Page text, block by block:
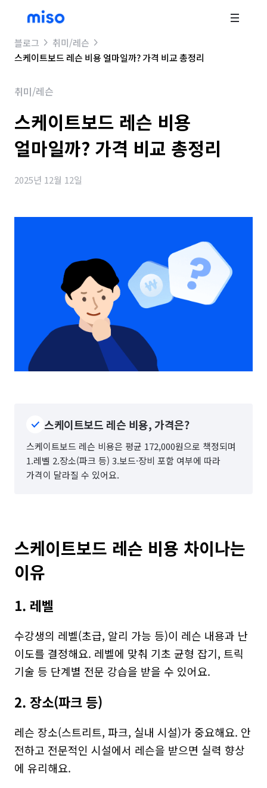
블로그
취미/레슨
스케이트보드 레슨 비용 얼마일까? 가격 비교 총정리
취미/레슨
스케이트보드 레슨 비용
얼마일까? 가격 비교 총정리
2025년 12월 12일
스케이트보드 레슨 비용, 가격은?
스케이트보드 레슨 비용은 평균 172,000원으로 책정되며
1.레벨 2.장소(파크 등) 3.보드·장비 포함 여부에 따라
가격이 달라질 수 있어요.
스케이트보드 레슨 비용 차이나는
이유
1. 레벨
수강생의 레벨(초급, 알리 가능 등)이 레슨 내용과 난
이도를 결정해요. 레벨에 맞춰 기초 균형 잡기, 트릭
기술 등 단계별 전문 강습을 받을 수 있어요.
2. 장소(파크 등)
레슨 장소(스트리트, 파크, 실내 시설)가 중요해요. 안
전하고 전문적인 시설에서 레슨을 받으면 실력 향상
에 유리해요.